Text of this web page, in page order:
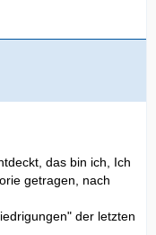
das bin ich, Ich
getragen, nach
der letzten